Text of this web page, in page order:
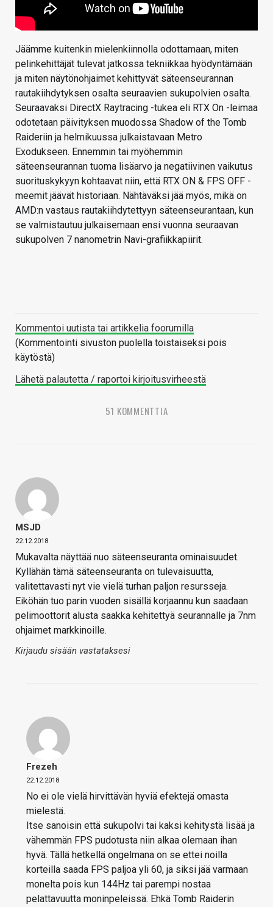
Jäämme kuitenkin mielenkiinnolla odottamaan, miten
pelinkehittäjät tulevat jatkossa tekniikkaa hyödyntämään
ja miten näytönohjaimet kehittyvät säteenseurannan
rautakiihdytyksen osalta seuraavien sukupolvien osalta.
Seuraavaksi DirectX Raytracing -tukea eli RTX On -leimaa
odotetaan päivityksen muodossa Shadow of the Tomb
Raideriin ja helmikuussa julkaistavaan Metro
Exodukseen. Ennemmin tai myöhemmin
säteenseurannan tuoma lisäarvo ja negatiivinen vaikutus
suorituskykyyn kohtaavat niin, että RTX ON & FPS OFF -
meemit jäävät historiaan. Nähtäväksi jää myös, mikä on
AMD:n vastaus rautakiihdytettyyn säteenseurantaan, kun
se valmistautuu julkaisemaan ensi vuonna seuraavan
sukupolven 7 nanometrin Navi-grafiikkapiirit.
Kommentoi uutista tai artikkelia foorumilla
(Kommentointi sivuston puolella toistaiseksi pois
käytöstä)
Lähetä palautetta / raportoi kirjoitusvirheestä
51 KOMMENTTIA
MSJD
22.12.2018
Mukavalta näyttää nuo säteenseuranta ominaisuudet.
Kyllähän tämä säteenseuranta on tulevaisuutta,
valitettavasti nyt vie vielä turhan paljon resursseja.
Eiköhän tuo parin vuoden sisällä korjaannu kun saadaan
pelimoottorit alusta saakka kehitettyä seurannalle ja 7nm
ohjaimet markkinoille.
Kirjaudu sisään vastataksesi
Frezeh
22.12.2018
No ei ole vielä hirvittävän hyviä efektejä omasta
mielestä.
Itse sanoisin että sukupolvi tai kaksi kehitystä lisää ja
vähemmän FPS pudotusta niin alkaa olemaan ihan
hyvä. Tällä hetkellä ongelmana on se ettei noilla
korteilla saada FPS paljoa yli 60, ja siksi jää varmaan
monelta pois kun 144Hz tai parempi nostaa
pelattavuutta moninpeleissä. Ehkä Tomb Raiderin